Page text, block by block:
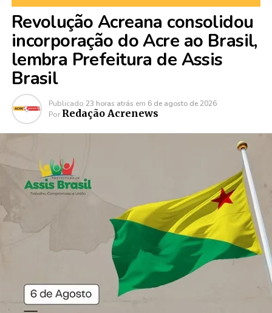
Revolução Acreana consolidou
incorporação do Acre ao Brasil,
lembra Prefeitura de Assis
Brasil
Publicado 23 horas atrás em 6 de agosto de 2026
Por Redação Acrenews